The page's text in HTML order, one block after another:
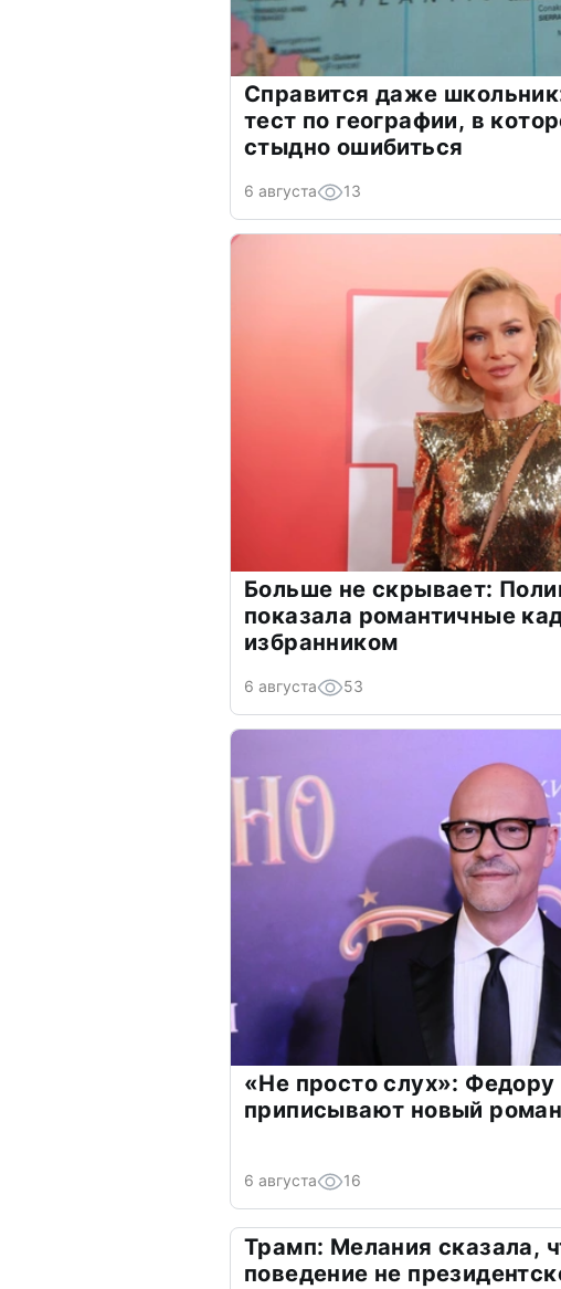
Справится даже
тест по географии, в
стыдно ошибиться
6 августа 13
Больше не скрывает:
показала романтичные
избранником
6 августа 53
«Не просто слух»:
приписывают новый
6 августа 16
Трамп: Мелания сказала,
поведение не